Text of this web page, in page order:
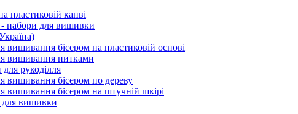
пластиковій канві
набори для вишивки
вишивання бісером на пластиковій основі
вишивання нитками
рукоділля
вишивання бісером по дереву
вишивання бісером на штучній шкірі
для вишивки